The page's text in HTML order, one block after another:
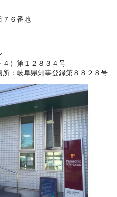
７６番地
）第１２８３４号
：岐阜県知事登録第８８２８号